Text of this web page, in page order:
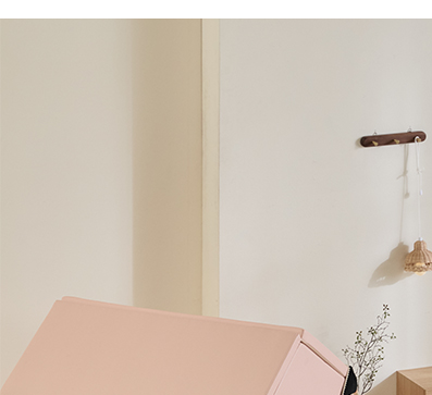
[셀럽시공] 디자인스킨 애니핏
오래 사용하는 층간소음 매트!
32,000 45,000